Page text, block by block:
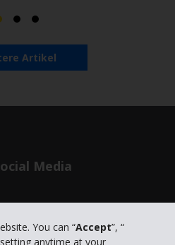
You can “Accept”, “
anytime at your
Artikel
Media